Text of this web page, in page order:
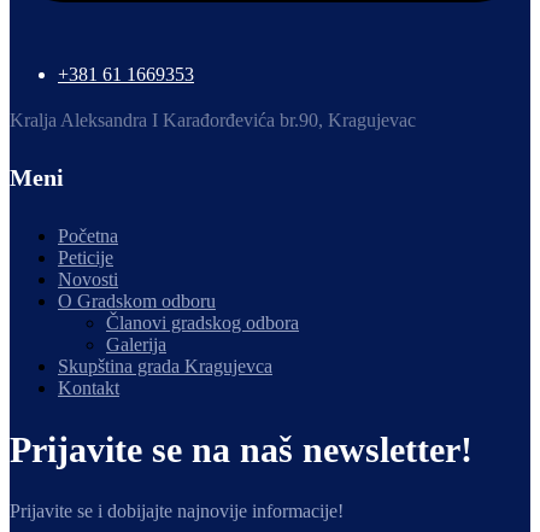
+381 61 1669353
Kralja Aleksandra I Karađorđevića br.90, Kragujevac
Meni
Početna
Peticije
Novosti
O Gradskom odboru
Članovi gradskog odbora
Galerija
Skupština grada Kragujevca
Kontakt
Prijavite se na naš newsletter!
Prijavite se i dobijajte najnovije informacije!